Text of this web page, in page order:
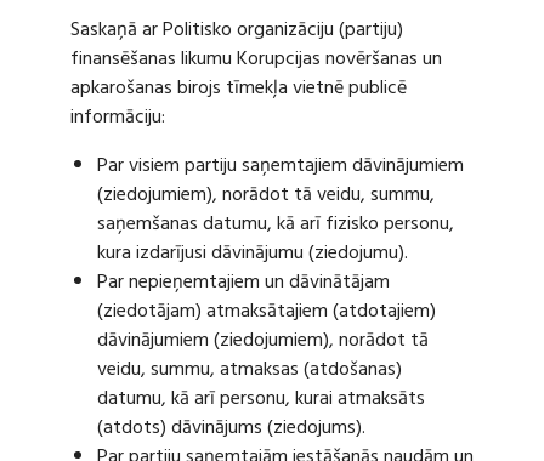
Saskaņā ar Politisko organizāciju (partiju)
finansēšanas likumu Korupcijas novēršanas un
apkarošanas birojs tīmekļa vietnē publicē
informāciju:
Par visiem partiju saņemtajiem dāvinājumiem
(ziedojumiem), norādot tā veidu, summu,
saņemšanas datumu, kā arī fizisko personu,
kura izdarījusi dāvinājumu (ziedojumu).
Par nepieņemtajiem un dāvinātājam
(ziedotājam) atmaksātajiem (atdotajiem)
dāvinājumiem (ziedojumiem), norādot tā
veidu, summu, atmaksas (atdošanas)
datumu, kā arī personu, kurai atmaksāts
(atdots) dāvinājums (ziedojums).